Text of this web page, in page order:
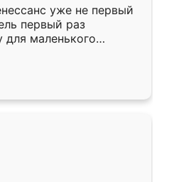
уже не первый
первый раз
для маленького
,во второй раз
качеству очень
быстрая,
более разнообразный.
то потребуется из
только здесь.